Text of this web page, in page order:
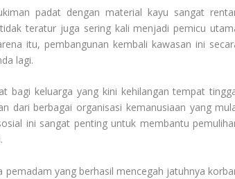
padat dengan material kayu sangat
teratur juga sering kali menjadi pemicu
itu, pembangunan kembali kawasan ini
lagi.
bagi keluarga yang kini kehilangan tempat
dari berbagai organisasi kemanusiaan yang
ini sangat penting untuk membantu
yang berhasil mencegah jatuhnya